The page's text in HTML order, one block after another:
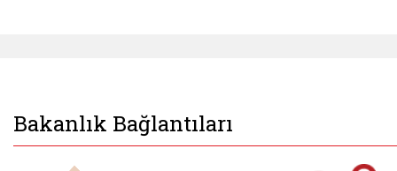
Bakanlık Bağlantıları